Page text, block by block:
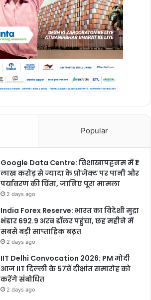
Popular
Google Data Centre: विशाखापट्टनम में ₹1
लाख करोड़ से ज्यादा के प्रोजेक्ट पर पानी और
पर्यावरण की चिंता, जानिए पूरा मामला
2 days ago
India Forex Reserve: भारत का विदेशी मुद्रा
भंडार 692.9 अरब डॉलर पहुंचा, छह महीने में
सबसे बड़ी साप्ताहिक बढ़त
2 days ago
IIT Delhi Convocation 2026: PM मोदी
आज IIT दिल्ली के 57वें दीक्षांत समारोह को
करेंगे संबोधित
2 days ago